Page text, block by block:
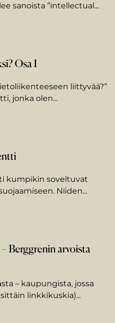
sanoista ”intellectual...
Osa I
liittyvää?”
jonka olen...
kumpikin soveltuvat
Niiden...
Berggrenin arvoista
– kaupungista, jossa
linkkikuskia)...
olevaan